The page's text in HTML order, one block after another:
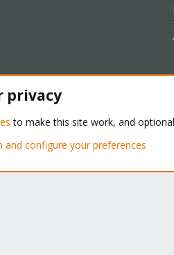
® © 2010-2026 XenForo Ltd.
privacy
to make this site work, and
configure your preferences